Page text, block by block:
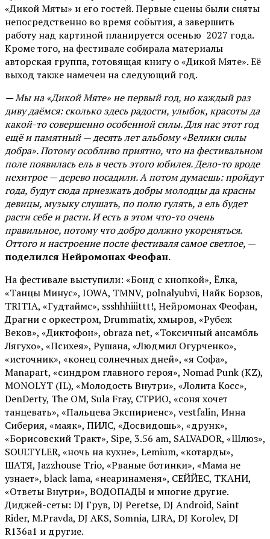
«Дикой Мяты» и его гостей. Первые сцены были сняты
непосредственно во время события, а завершить
работу над картиной планируется осенью 2027 года.
Кроме того, на фестивале собирала материалы
авторская группа, готовящая книгу о «Дикой Мяте». Её
выход также намечен на следующий год.
— Мы на «Дикой Мяте» не первый год, но каждый раз
диву даёмся: сколько здесь радости, улыбок, красоты да
какой-то совершенно особенной силы. Для нас этот год
ещё и памятный — десять лет альбому «Велики силы
добра». Потому особливо приятно, что на фестивальном
поле появилась ель в честь этого юбилея. Дело-то вроде
нехитрое — дерево посадили. А потом думаешь: пройдут
года, будут сюда приезжать добры молодцы да красны
девицы, музыку слушать, по полю гулять, а ель будет
расти себе и расти. И есть в этом что-то очень
правильное, потому что добро должно укореняться.
Оттого и настроение после фестиваля самое светлое, —
поделился Нейромонах Феофан.
На фестивале выступили: «Бонд с кнопкой», Ёлка,
«Танцы Минус», IOWA, TMNV, polnalyubvi, Найк Борзов,
TRITIA, «Гудтаймс», ssshhhiiittt!, Нейромонах Феофан,
Драгни с оркестром, Drummatix, хмыров, «Рубеж
Веков», «Диктофон», obraza net, «Токсичный ансамбль
Лягухо», «Психея», Рушана, «Людмил Огурченко»,
«источник», «конец солнечных дней», «я Софа»,
Manapart, «синдром главного героя», Nomad Punk (KZ),
MONOLYT (IL), «Молодость Внутри», «Лолита Косс»,
DenDerty, The OM, Sula Fray, СТРИО, «соня хочет
танцевать», «Пальцева Экспириенс», vestfalin, Инна
Сиберия, «маяк», ПИЛС, «Досвидошь», «друнк»,
«Борисовский Тракт», Sipe, 3.56 am, SALVADOR, «Шлюз»,
SOULTYLER, «ночь на кухне», Lemium, «котарды»,
ШАТЯ, Jazzhouse Trio, «Рваные ботинки», «Мама не
узнает», black lama, «неаринаменя», СЕЙЙЕС, ТКАНИ,
«Ответы Внутри», ВОДОПАДЫ и многие другие.
Диджей-сеты: DJ Грув, DJ Peretse, DJ Android, Saint
Rider, М.Pravda, DJ AKS, Somnia, LIRA, DJ Korolev, DJ
R136a1 и другие.